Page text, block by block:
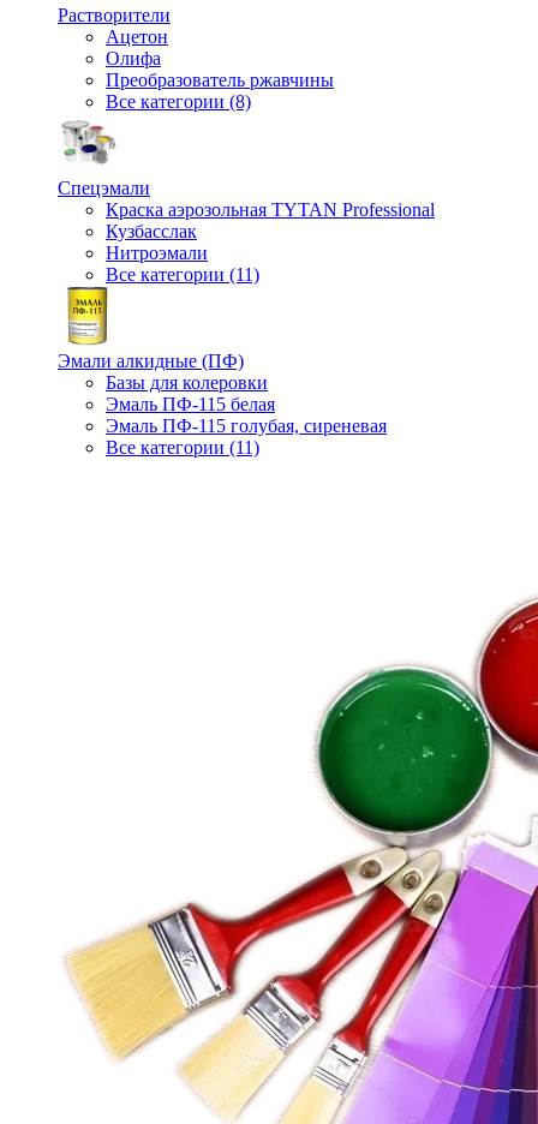
Растворители
Ацетон
Олифа
Преобразователь ржавчины
Все категории (8)
Спецэмали
Краска аэрозольная TYTAN Professional
Кузбасслак
Нитроэмали
Все категории (11)
Эмали алкидные (ПФ)
Базы для колеровки
Эмаль ПФ-115 белая
Эмаль ПФ-115 голубая, сиреневая
Все категории (11)